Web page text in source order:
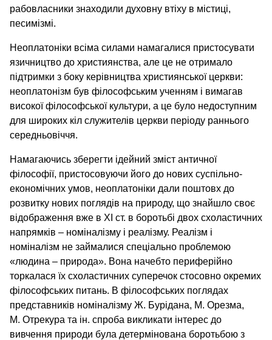
рабовласники знаходили духовну втіху в містиці,
песимізмі.
Неоплатоніки всіма силами намагалися пристосувати
язичництво до християнства, але це не отримало
підтримки з боку керівництва християнської церкви:
неоплатонізм був філософським ученням і вимагав
високої філософської культури, а це було недоступним
для широких кіл служителів церкви періоду раннього
середньовіччя.
Намагаючись зберегти ідейний зміст античної
філософії, пристосовуючи його до нових суспільно-
економічних умов, неоплатоніки дали поштовх до
розвитку нових поглядів на природу, що знайшло своє
відображення вже в XI ст. в боротьбі двох схоластичних
напрямків – номіналізму і реалізму. Реалізм і
номіналізм не займалися спеціально проблемою
«людина – природа». Вона начебто периферійно
торкалася їх схоластичних суперечок стосовно окремих
філософських питань. В філософських поглядах
представників номіналізму Ж. Бурідана, М. Орезма,
М. Отрекура та ін. спроба викликати інтерес до
вивчення природи була детермінована боротьбою з